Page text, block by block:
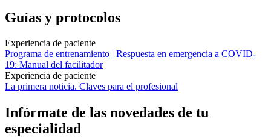
Guías y protocolos
Experiencia de paciente
Programa de entrenamiento | Respuesta en emergencia a COVID-
19: Manual del facilitador
Experiencia de paciente
La primera noticia. Claves para el profesional
Infórmate de las novedades de tu
especialidad